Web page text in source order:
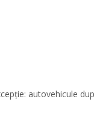
autovehicule